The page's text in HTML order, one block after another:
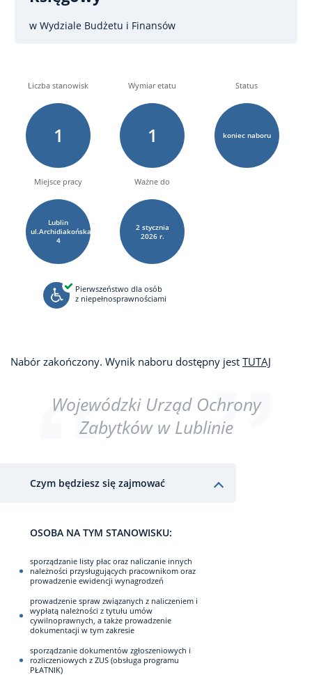
w Wydziale Budżetu i Finansów
Liczba stanowisk
1
Wymiar etatu
1
Status
koniec naboru
Miejsce pracy
Lublin
ul.Archidiakońska
4
Ważne do
2 stycznia
2026 r.
Pierwszeństwo dla osób
z niepełnosprawnościami
Nabór zakończony. Wynik naboru dostępny jest TUTAJ
Wojewódzki Urząd Ochrony
Zabytków w Lublinie
Czym będziesz się zajmować
OSOBA NA TYM STANOWISKU:
sporządzanie listy płac oraz naliczanie innych
należności przysługujących pracownikom oraz
prowadzenie ewidencji wynagrodzeń
prowadzenie spraw związanych z naliczeniem i
wypłatą należności z tytułu umów
cywilnoprawnych, a także prowadzenie
dokumentacji w tym zakresie
sporządzanie dokumentów zgłoszeniowych i
rozliczeniowych z ZUS (obsługa programu
PŁATNIK)